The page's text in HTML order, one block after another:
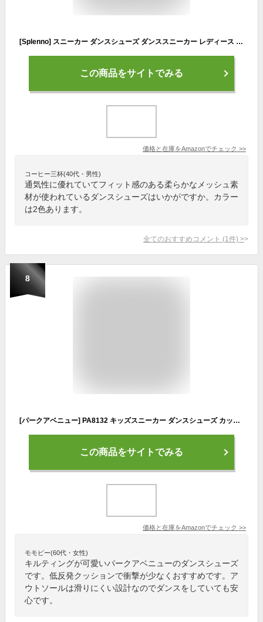
[Splenno] スニーカー ダンスシューズ ダンススニーカー レディース ダンス ヒップホップ 子供 スプリットソール チアリーディング フィットネス シューズ 白 23.5cm
この商品をサイトでみる
価格と在庫をAmazonでチェック >>
コーヒー三杯(40代・男性)
通気性に優れていてフィット感のある柔らかなメッシュ素
材が使われているダンスシューズはいかがですか。カラー
は2色あります。
全てのおすすめコメント (1 件) >
8
[パークアベニュー] PA8132 キッズスニーカー ダンスシューズ カップインソール クッション性 ベルクロ マジックテープ 部活 通学 子供靴 男の子 女の子 ホワイトシルバー 23.0cm
この商品をサイトでみる
価格と在庫をAmazonでチェック >>
モモピー(60代・女性)
キルティングが可愛いパークアベニューのダンスシューズ
です。低反発クッションで衝撃が少なくおすすめです。ア
ウトソールは滑りにくい設計なのでダンスをしていても安
心です。